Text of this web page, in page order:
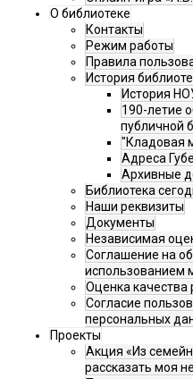
О библиотеке
Контакты
Режим работы
Правила
История
История
190-летие
публичной
"Кладовая
Адреса
Архивные
Библиотека
Наши реквизиты
Документы
Независимая
Соглашение на
использованием
Оценка качества
Согласие
персональных
Проекты
Акция «Из
рассказать моя